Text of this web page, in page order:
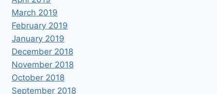
March 2019
February 2019
January 2019
December 2018
November 2018
October 2018
September 2018